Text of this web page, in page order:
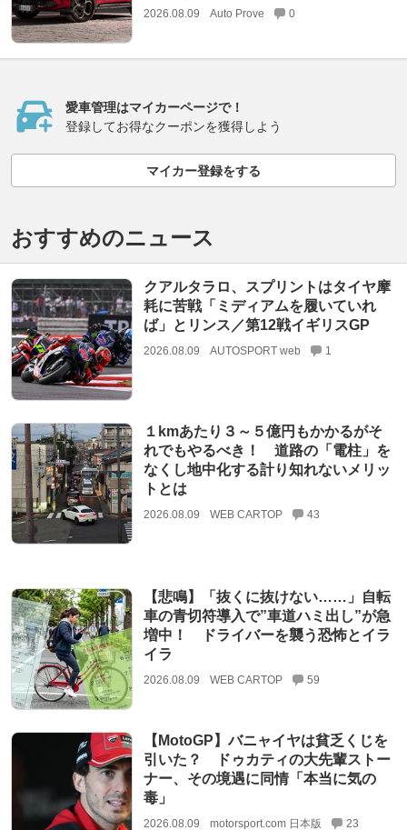
2026.08.09 Auto Prove 0
愛車管理はマイカーページで！
登録してお得なクーポンを獲得しよう
マイカー登録をする
おすすめのニュース
クアルタラロ、スプリントはタイヤ摩
耗に苦戦「ミディアムを履いていれ
ば」とリンス／第12戦イギリスGP
2026.08.09 AUTOSPORT web 1
１kmあたり３～５億円もかかるがそ
れでもやるべき！ 道路の「電柱」を
なくし地中化する計り知れないメリッ
トとは
2026.08.09 WEB CARTOP 43
【悲鳴】「抜くに抜けない……」自転
車の青切符導入で”車道ハミ出し”が急
増中！ ドライバーを襲う恐怖とイラ
イラ
2026.08.09 WEB CARTOP 59
【MotoGP】バニャイヤは貧乏くじを
引いた？ ドゥカティの大先輩ストー
ナー、その境遇に同情「本当に気の
毒」
2026.08.09 motorsport.com 日本版 23